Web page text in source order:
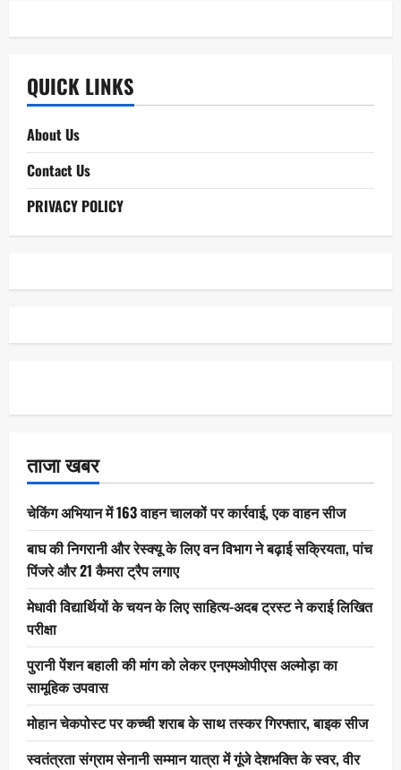
QUICK LINKS
About Us
Contact Us
PRIVACY POLICY
ताजा खबर
चेकिंग अभियान में 163 वाहन चालकों पर कार्रवाई, एक वाहन सीज
बाघ की निगरानी और रेस्क्यू के लिए वन विभाग ने बढ़ाई सक्रियता, पांच
पिंजरे और 21 कैमरा ट्रैप लगाए
मेधावी विद्यार्थियों के चयन के लिए साहित्य-अदब ट्रस्ट ने कराई लिखित
परीक्षा
पुरानी पेंशन बहाली की मांग को लेकर एनएमओपीएस अल्मोड़ा का
सामूहिक उपवास
मोहान चेकपोस्ट पर कच्ची शराब के साथ तस्कर गिरफ्तार, बाइक सीज
स्वतंत्रता संग्राम सेनानी सम्मान यात्रा में गूंजे देशभक्ति के स्वर, वीर